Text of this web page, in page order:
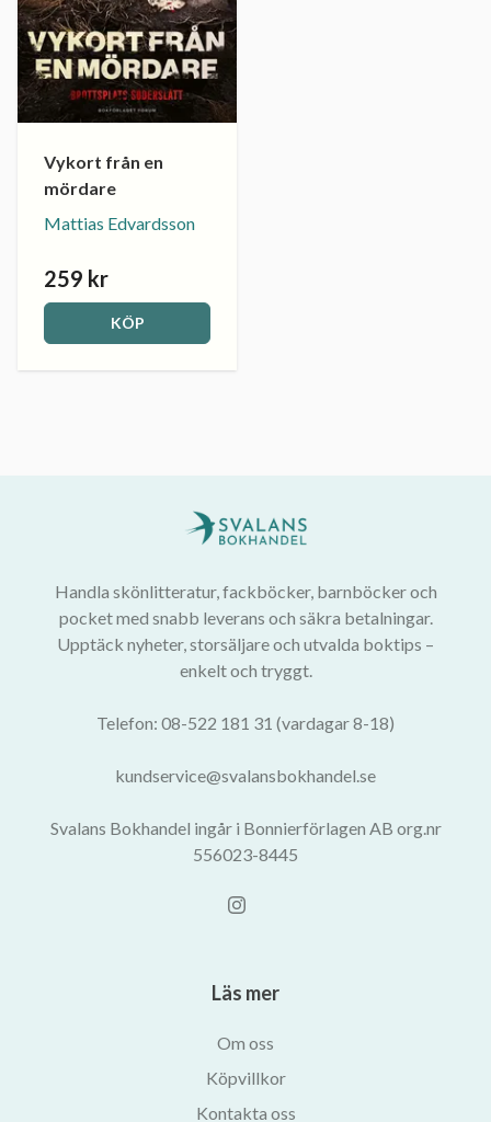
Vykort från en
mördare
Mattias Edvardsson
259 kr
KÖP
Handla skönlitteratur, fackböcker, barnböcker och
pocket med snabb leverans och säkra betalningar.
Upptäck nyheter, storsäljare och utvalda boktips –
enkelt och tryggt.
Telefon: 08-522 181 31 (vardagar 8-18)
kundservice@svalansbokhandel.se
Svalans Bokhandel ingår i Bonnierförlagen AB org.nr
556023-8445
Läs mer
Om oss
Köpvillkor
Kontakta oss